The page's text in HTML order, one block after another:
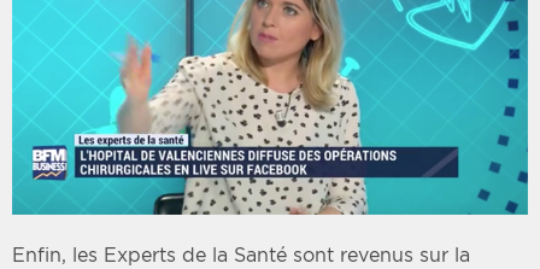
Enfin, les Experts de la Santé sont revenus sur la